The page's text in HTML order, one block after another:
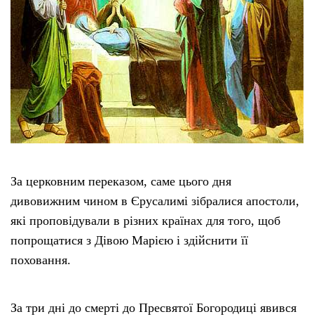
За церковним переказом, саме цього дня
дивовижним чином в Єрусалимі зібралися апостоли,
які проповідували в різних країнах для того, щоб
попрощатися з Дівою Марією і здійснити її
поховання.
За три дні до смерті до Пресвятої Богородиці явився